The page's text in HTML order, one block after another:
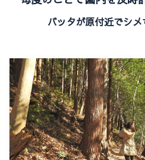
バッタが原付近でシ